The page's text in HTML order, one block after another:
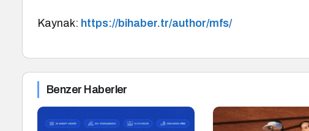
Kaynak: https://bihaber.tr/author/mfs/
Benzer Haberler